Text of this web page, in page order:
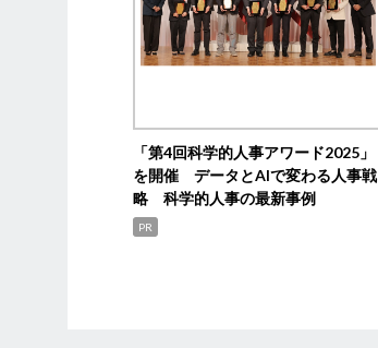
「第4回科学的人事アワード2025」
を開催 データとAIで変わる人事戦
略 科学的人事の最新事例
PR